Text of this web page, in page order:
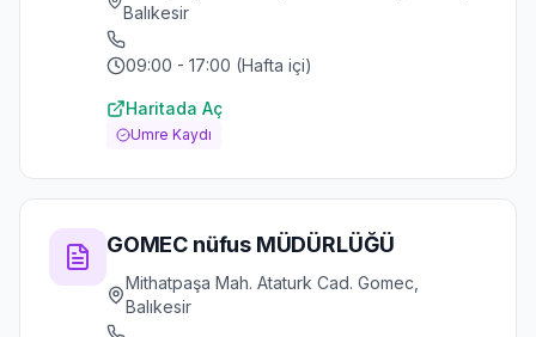
Balıkesir
09:00 - 17:00 (Hafta içi)
Haritada Aç
Umre Kaydı
GOMEC nüfus MÜDÜRLÜĞÜ
Mithatpaşa Mah. Ataturk Cad. Gomec,
Balıkesir